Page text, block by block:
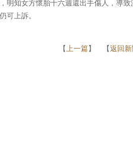
明知女方懷胎十六週還出手傷人，導
可上訴。
【上一篇】 【返回